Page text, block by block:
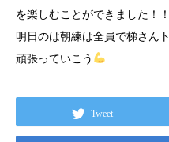
を楽しむことができました！！
明日のは朝練は全員で梯さん
頑張っていこう
Tweet